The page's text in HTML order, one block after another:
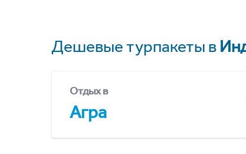
Дешевые турпакеты в
Отдых в
Агра